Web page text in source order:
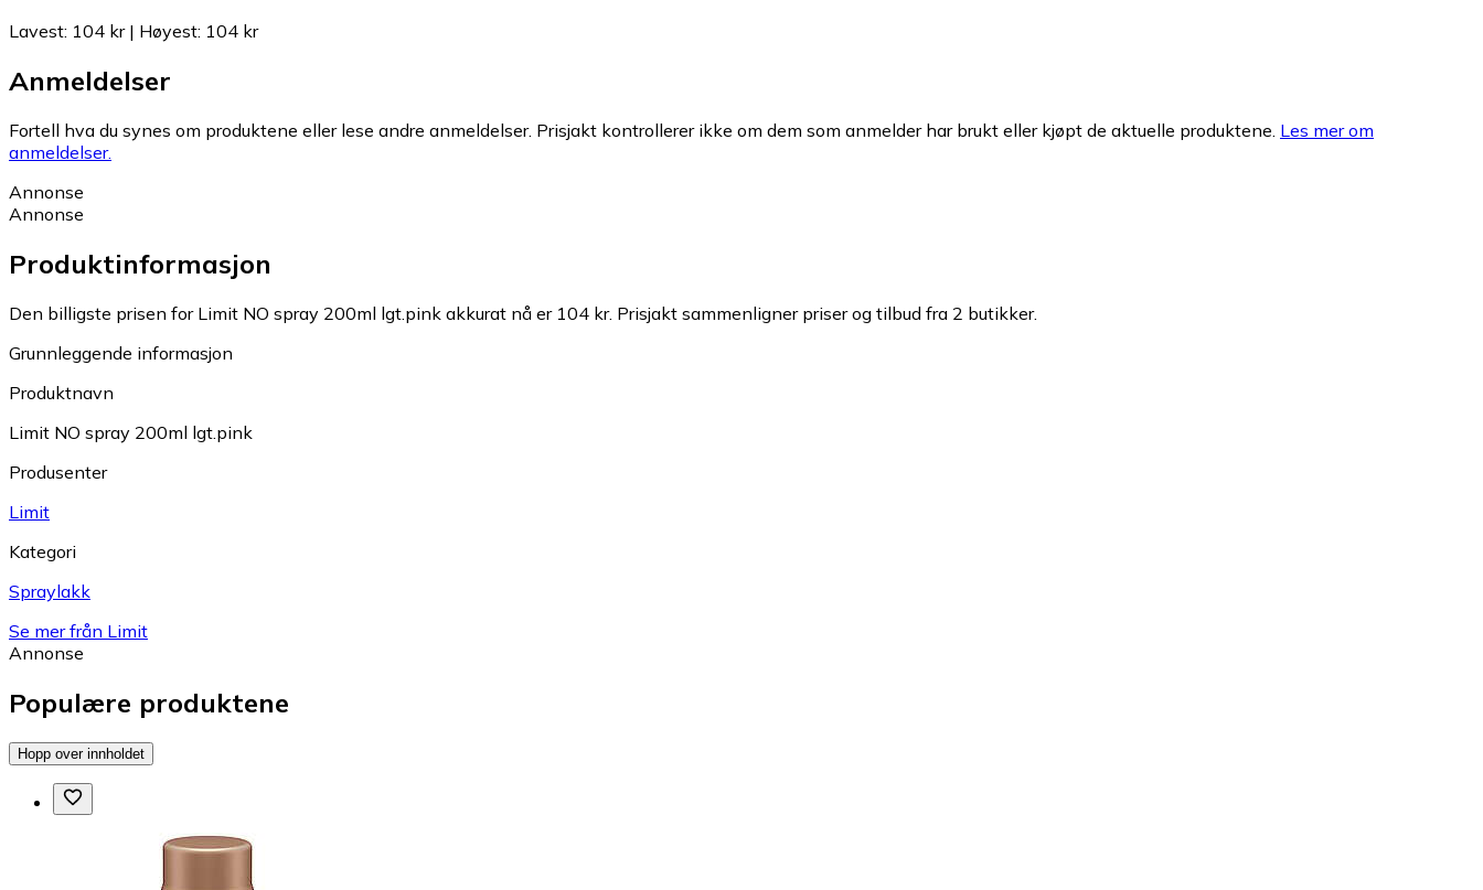
Lavest: 104 kr| Høyest: 104 kr
Anmeldelser
Fortell hva du synes om produktene eller lese andre anmeldelser. Prisjakt kontrollerer ikke om dem som anmelder har brukt eller kjøpt de aktuelle produktene. Les mer om
anmeldelser.
Annonse
Annonse
Produktinformasjon
Den billigste prisen for Limit NO spray 200ml lgt.pink akkurat nå er 104 kr. Prisjakt sammenligner priser og tilbud fra 2 butikker.
Grunnleggende informasjon
Produktnavn
Limit NO spray 200ml lgt.pink
Produsenter
Limit
Kategori
Spraylakk
Se mer från Limit
Annonse
Populære produktene
Hopp over innholdet